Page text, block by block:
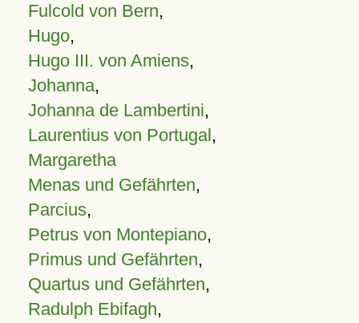
Fulcold von Bern,
Hugo,
Hugo III. von Amiens,
Johanna,
Johanna de Lambertini,
Laurentius von Portugal,
Margaretha
Menas und Gefährten,
Parcius,
Petrus von Montepiano,
Primus und Gefährten,
Quartus und Gefährten,
Radulph Ebifagh,